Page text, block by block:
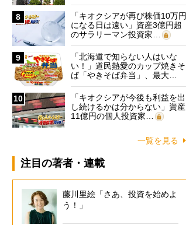
8
「キオクシアが再び株価10万円
になる日は遠い」資産3億円超
のサラリーマン投資家…
9
「北海道で知らない人はいな
い！」道民熱愛のカップ焼きそ
ば「やきそば弁当」、最大…
10
「キオクシアが今後も利益を出
し続けるかは分からない」資産
11億円の個人投資家…
一覧を見る
注目の著者・連載
藤川里絵「さあ、投資を始めよ
う！」